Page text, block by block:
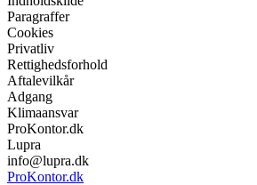
Paragraffer
Cookies
Privatliv
Rettighedsforhold
Aftalevilkår
Adgang
Klimaansvar
ProKontor.dk
Lupra
info@lupra.dk
ProKontor.dk